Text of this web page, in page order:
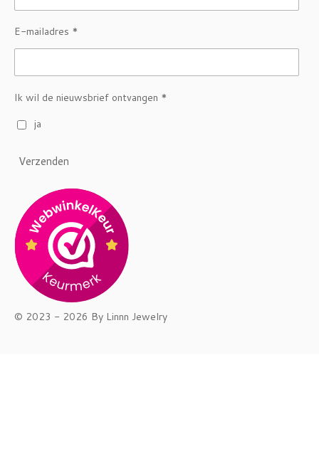
E-mailadres *
Ik wil de nieuwsbrief ontvangen *
ja
Verzenden
© 2023 - 2026 By Linnn Jewelry